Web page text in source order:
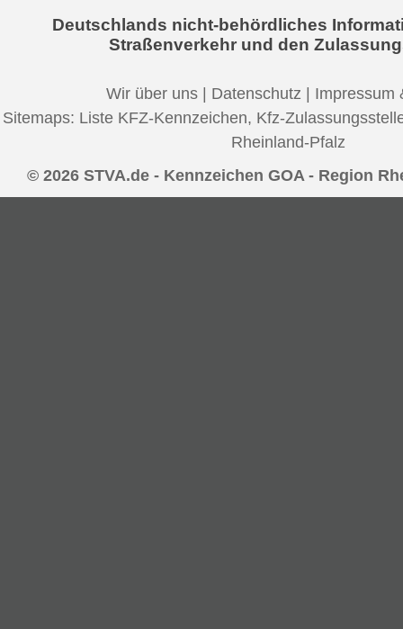
Deutschlands nicht-behördliches
Straßenverkehr und den
Wir über uns | Datenschutz | Impressum
Sitemaps: Liste KFZ-Kennzeichen, Kfz-
Rheinland-Pfalz
© 2026 STVA.de - Kennzeichen GOA - Region